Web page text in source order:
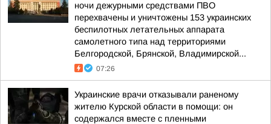
ночи дежурными средствами ПВО
перехвачены и уничтожены 153 украинских
беспилотных летательных аппарата
самолетного типа над территориями
Белгородской, Брянской, Владимирской...
07:26
Украинские врачи отказывали раненому
жителю Курской области в помощи: он
содержался вместе с пленными